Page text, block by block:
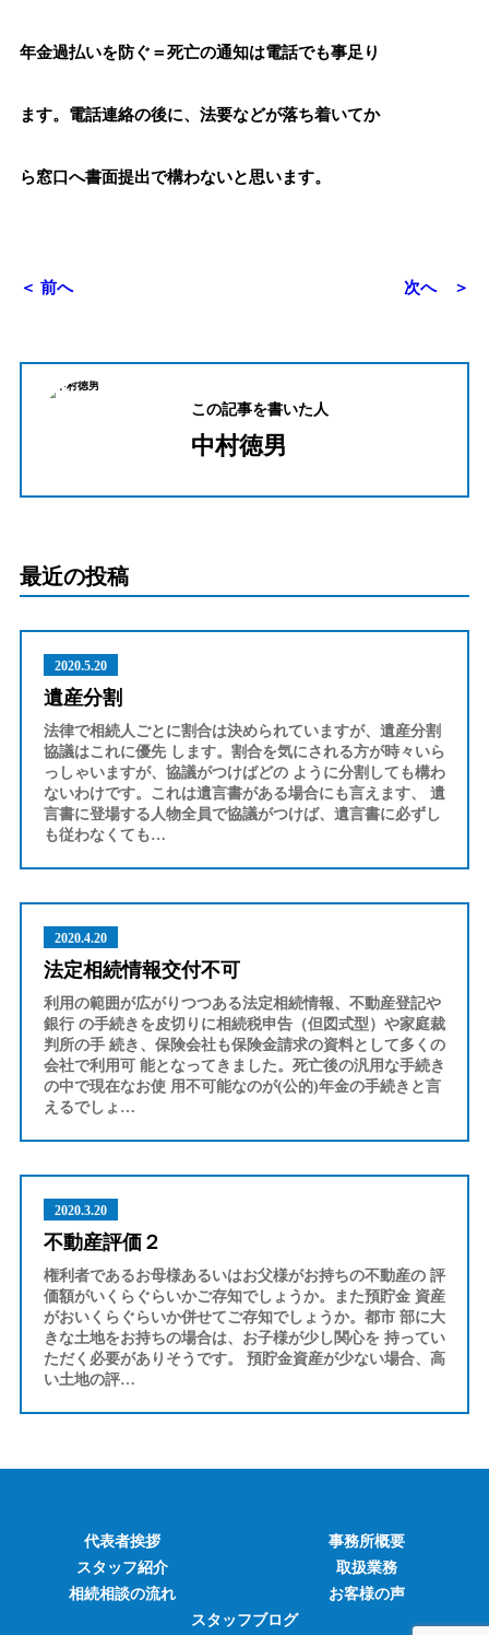
年金過払いを防ぐ＝死亡の通知は電話でも事足り
ます。電話連絡の後に、法要などが落ち着いてか
ら窓口へ書面提出で構わないと思います。
＜ 前へ 次へ ＞
この記事を書いた人
中村徳男
最近の投稿
2020.5.20
遺産分割
法律で相続人ごとに割合は決められていますが、遺産分割
協議はこれに優先 します。割合を気にされる方が時々いら
っしゃいますが、協議がつけばどの ように分割しても構わ
ないわけです。これは遺言書がある場合にも言えます、 遺
言書に登場する人物全員で協議がつけば、遺言書に必ずし
も従わなくても…
2020.4.20
法定相続情報交付不可
利用の範囲が広がりつつある法定相続情報、不動産登記や
銀行 の手続きを皮切りに相続税申告（但図式型）や家庭裁
判所の手 続き、保険会社も保険金請求の資料として多くの
会社で利用可 能となってきました。死亡後の汎用な手続き
の中で現在なお使 用不可能なのが(公的)年金の手続きと言
えるでしょ…
2020.3.20
不動産評価２
権利者であるお母様あるいはお父様がお持ちの不動産の 評
価額がいくらぐらいかご存知でしょうか。また預貯金 資産
がおいくらぐらいか併せてご存知でしょうか。都市 部に大
きな土地をお持ちの場合は、お子様が少し関心を 持ってい
ただく必要がありそうです。 預貯金資産が少ない場合、高
い土地の評…
代表者挨拶
事務所概要
スタッフ紹介
取扱業務
相続相談の流れ
お客様の声
スタッフブログ